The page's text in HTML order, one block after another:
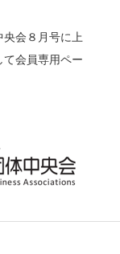
会８月号に上
会員専用ペー